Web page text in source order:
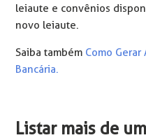
leiaute e convênios
novo leiaute.
Saiba também Como
Bancária.
Listar mais de